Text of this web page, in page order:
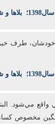
؛ بلاها
خودشان، طرف
؛ بلاها
مي‌شود.
سنگين مخصوص